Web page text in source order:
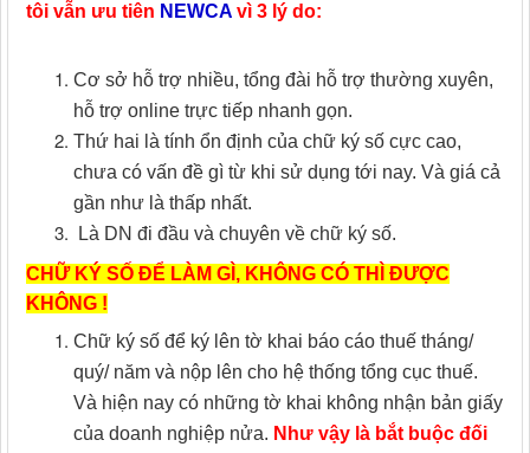
tôi vẫn ưu tiên NEWCA vì 3 lý do:
Cơ sở hỗ trợ nhiều, tổng đài hỗ trợ thường xuyên,
hỗ trợ online trực tiếp nhanh gọn.
Thứ hai là tính ổn định của chữ ký số cực cao,
chưa có vấn đề gì từ khi sử dụng tới nay. Và giá cả
gần như là thấp nhất.
Là DN đi đầu và chuyên về chữ ký số.
CHỮ KÝ SỐ ĐỂ LÀM GÌ, KHÔNG CÓ THÌ ĐƯỢC
KHÔNG !
Chữ ký số để ký lên tờ khai báo cáo thuế tháng/
quý/ năm và nộp lên cho hệ thống tổng cục thuế.
Và hiện nay có những tờ khai không nhận bản giấy
của doanh nghiệp nửa. Như vậy là bắt buộc đối